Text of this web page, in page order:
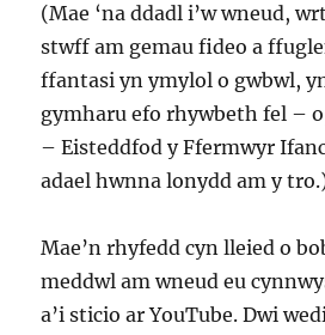
(Mae ‘na ddadl i’w wneud,
stwff am gemau fideo a
ffantasi yn ymylol o gwbwl,
gymharu efo rhywbeth fel –
– Eisteddfod y Ffermwyr
adael hwnna lonydd am y
Mae’n rhyfedd cyn lleied o
meddwl am wneud eu
a’i sticio ar YouTube. Dwi